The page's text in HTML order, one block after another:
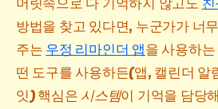
방법을 찾고 있다면, 누군가가 너
주는 우정 리마인더 앱을 사용하
떤 도구를 사용하든(앱, 캘린더 알
잇) 핵심은 시스템이 기억을 담당